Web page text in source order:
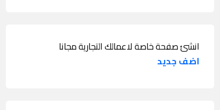
انشئ صفحة خاصة لاعمالك التجارية مجانا
اضف جديد